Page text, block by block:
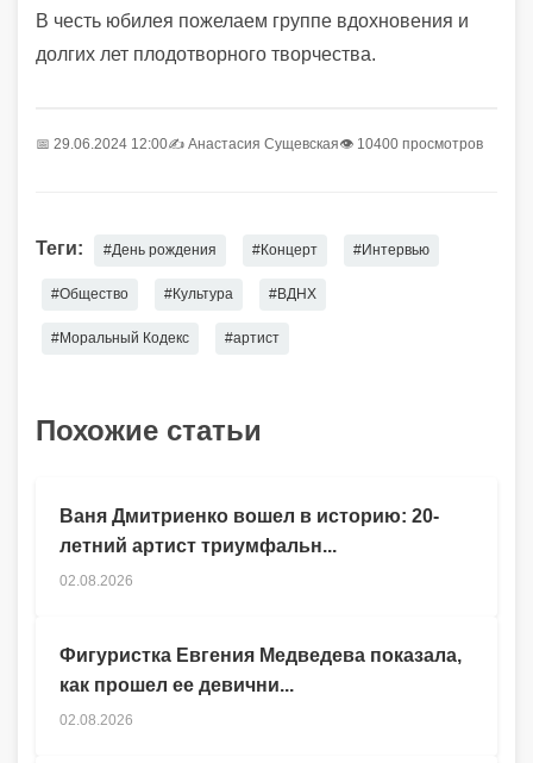
В честь юбилея пожелаем группе вдохновения и
долгих лет плодотворного творчества.
📅 29.06.2024 12:00✍️ Анастасия Сущевская👁 10400 просмотров
Теги: #День рождения #Концерт #Интервью
#Общество #Культура #ВДНХ
#Моральный Кодекс #артист
Похожие статьи
Ваня Дмитриенко вошел в историю: 20-
летний артист триумфальн...
02.08.2026
Фигуристка Евгения Медведева показала,
как прошел ее девични...
02.08.2026